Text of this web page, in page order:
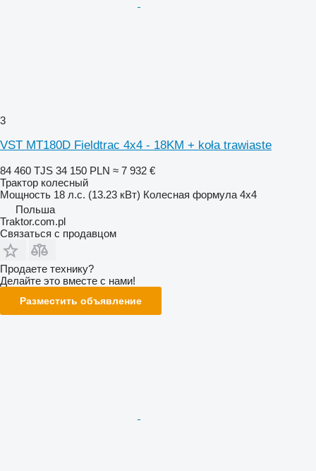
3
VST MT180D Fieldtrac 4x4 - 18KM + koła trawiaste
84 460 TJS 34 150 PLN ≈ 7 932 €
Трактор колесный
Мощность 18 л.с. (13.23 кВт) Колесная формула 4x4
Польша
Traktor.com.pl
Связаться с продавцом
Продаете технику?
Делайте это вместе с нами!
Разместить объявление